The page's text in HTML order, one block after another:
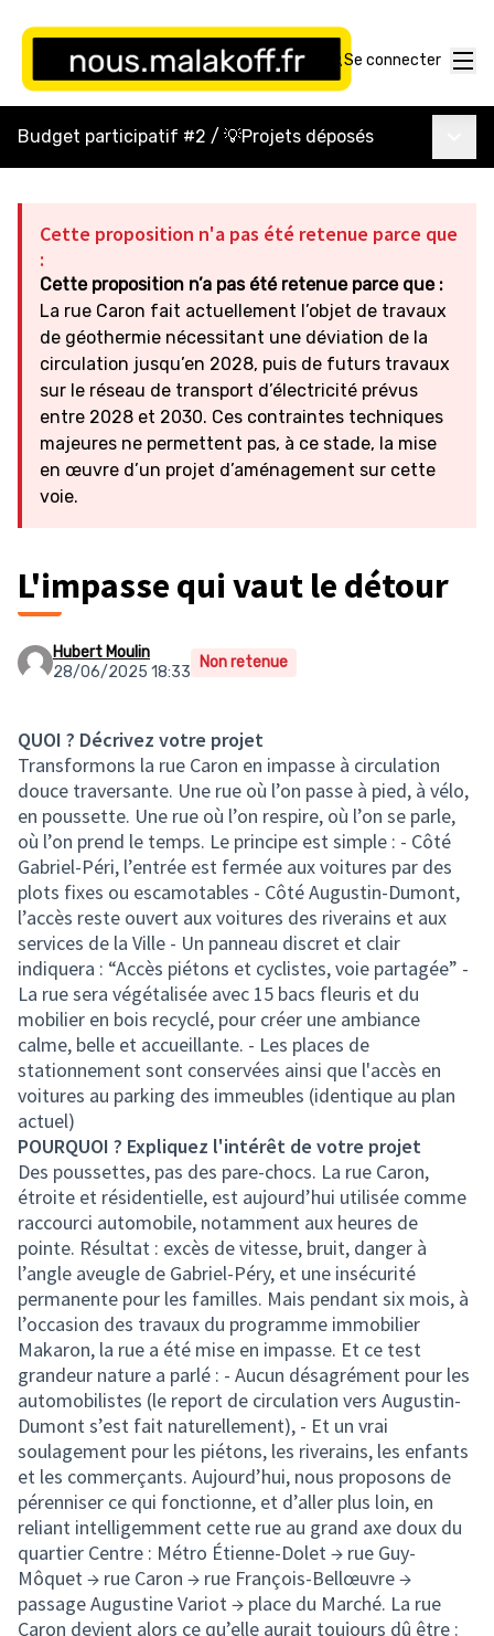
Se connecter
Budget participatif #2 / 💡Projets déposés
Cette proposition n'a pas été retenue parce que
:
Cette proposition n’a pas été retenue parce que :
La rue Caron fait actuellement l’objet de travaux
de géothermie nécessitant une déviation de la
circulation jusqu’en 2028, puis de futurs travaux
sur le réseau de transport d’électricité prévus
entre 2028 et 2030. Ces contraintes techniques
majeures ne permettent pas, à ce stade, la mise
en œuvre d’un projet d’aménagement sur cette
voie.
L'impasse qui vaut le détour
Hubert Moulin
28/06/2025 18:33
Non retenue
QUOI ? Décrivez votre projet
Transformons la rue Caron en impasse à circulation
douce traversante. Une rue où l’on passe à pied, à vélo,
en poussette. Une rue où l’on respire, où l’on se parle,
où l’on prend le temps. Le principe est simple : - Côté
Gabriel-Péri, l’entrée est fermée aux voitures par des
plots fixes ou escamotables - Côté Augustin-Dumont,
l’accès reste ouvert aux voitures des riverains et aux
services de la Ville - Un panneau discret et clair
indiquera : “Accès piétons et cyclistes, voie partagée” -
La rue sera végétalisée avec 15 bacs fleuris et du
mobilier en bois recyclé, pour créer une ambiance
calme, belle et accueillante. - Les places de
stationnement sont conservées ainsi que l'accès en
voitures au parking des immeubles (identique au plan
actuel)
POURQUOI ? Expliquez l'intérêt de votre projet
Des poussettes, pas des pare-chocs. La rue Caron,
étroite et résidentielle, est aujourd’hui utilisée comme
raccourci automobile, notamment aux heures de
pointe. Résultat : excès de vitesse, bruit, danger à
l’angle aveugle de Gabriel-Péry, et une insécurité
permanente pour les familles. Mais pendant six mois, à
l’occasion des travaux du programme immobilier
Makaron, la rue a été mise en impasse. Et ce test
grandeur nature a parlé : - Aucun désagrément pour les
automobilistes (le report de circulation vers Augustin-
Dumont s’est fait naturellement), - Et un vrai
soulagement pour les piétons, les riverains, les enfants
et les commerçants. Aujourd’hui, nous proposons de
pérenniser ce qui fonctionne, et d’aller plus loin, en
reliant intelligemment cette rue au grand axe doux du
quartier Centre : Métro Étienne-Dolet → rue Guy-
Môquet → rue Caron → rue François-Bellœuvre →
passage Augustine Variot → place du Marché. La rue
Caron devient alors ce qu’elle aurait toujours dû être :